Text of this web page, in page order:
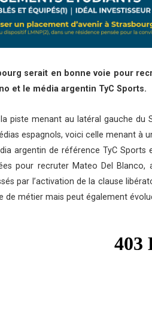
serait en bonne voie pour
et le média argentin TyC Sports.
piste menant au latéral gauche du
espagnols, voici celle menant à
argentin de référence TyC
pour recruter Mateo Del Blanco,
par l’activation de la clause
de métier mais peut également